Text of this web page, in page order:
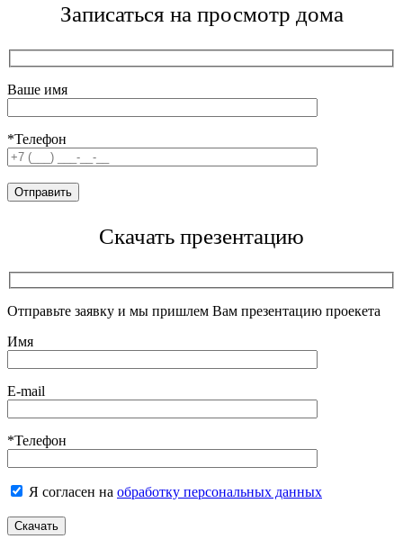
Записаться на просмотр дома
Ваше имя
*Телефон
Скачать презентацию
Отправьте заявку и мы пришлем Вам презентацию проекета
Имя
E-mail
*Телефон
Я согласен на обработку персональных данных